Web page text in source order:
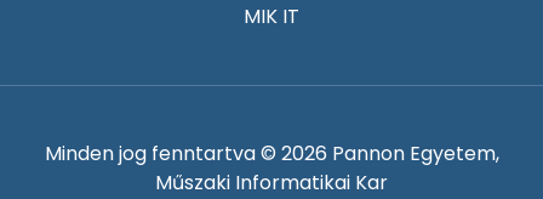
MIK IT
Minden jog fenntartva © 2026 Pannon Egyetem,
Műszaki Informatikai Kar